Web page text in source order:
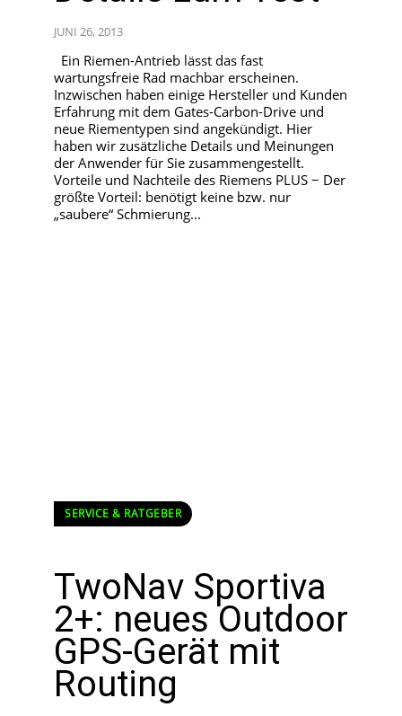
JUNI 26, 2013
Ein Riemen-Antrieb lässt das fast
wartungsfreie Rad machbar erscheinen.
Inzwischen haben einige Hersteller und Kunden
Erfahrung mit dem Gates-Carbon-Drive und
neue Riementypen sind angekündigt. Hier
haben wir zusätzliche Details und Meinungen
der Anwender für Sie zusammengestellt.
Vorteile und Nachteile des Riemens PLUS − Der
größte Vorteil: benötigt keine bzw. nur
„saubere“ Schmierung...
SERVICE & RATGEBER
TwoNav Sportiva
2+: neues Outdoor
GPS-Gerät mit
Routing